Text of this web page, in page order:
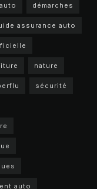
démarches
assurance auto
nature
sécurité
auto